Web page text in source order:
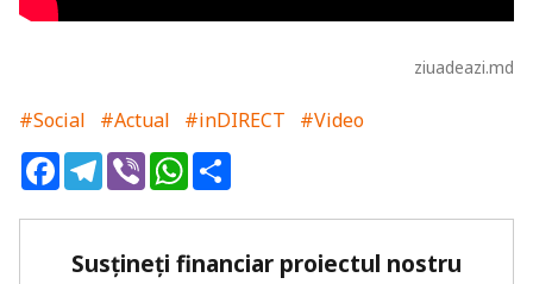
ziuadeazi.md
#Social #Actual #inDIRECT
#Video
FacebookTelegram
ViberWhatsApp
Susțineți financiar proiectul nostru